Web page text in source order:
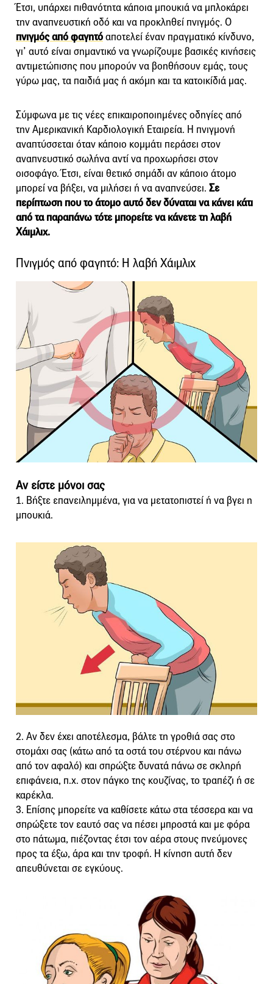
Έτσι, υπάρχει πιθανότητα κάποια μπουκιά να μπλοκάρει
την αναπνευστική οδό και να προκληθεί πνιγμός. Ο
πνιγμός από φαγητόαποτελεί έναν πραγματικό κίνδυνο,
γι’ αυτό είναι σημαντικό να γνωρίζουμε βασικές κινήσεις
αντιμετώπισης που μπορούν να βοηθήσουν εμάς, τους
γύρω μας, τα παιδιά μας ή ακόμη και τα κατοικίδιά μας.
Σύμφωνα με τις νέες επικαιροποιημένες οδηγίες από
την Αμερικανική Καρδιολογική Εταιρεία. Η πνιγμονή
αναπτύσσεται όταν κάποιο κομμάτι περάσει στον
αναπνευστικό σωλήνα αντί να προχωρήσει στον
οισοφάγο. Έτσι, είναι θετικό σημάδι αν κάποιο άτομο
μπορεί να βήξει, να μιλήσει ή να αναπνεύσει. Σε
περίπτωση που το άτομο αυτό δεν δύναται να κάνει κάτι
από τα παραπάνω τότε μπορείτε να κάνετε τη λαβή
Χάιμλιχ.
Πνιγμός από φαγητό: Η λαβή Χάιμλιχ
Αν είστε μόνοι σας
1. Βήξτε επανειλημμένα, για να μετατοπιστεί ή να βγει η
μπουκιά.
2. Αν δεν έχει αποτέλεσμα, βάλτε τη γροθιά σας στο
στομάχι σας (κάτω από τα οστά του στέρνου και πάνω
από τον αφαλό) και σπρώξτε δυνατά πάνω σε σκληρή
επιφάνεια, π.χ. στον πάγκο της κουζίνας, το τραπέζι ή σε
καρέκλα.
3. Επίσης μπορείτε να καθίσετε κάτω στα τέσσερα και να
σπρώξετε τον εαυτό σας να πέσει μπροστά και με φόρα
στο πάτωμα, πιέζοντας έτσι τον αέρα στους πνεύμονες
προς τα έξω, άρα και την τροφή. Η κίνηση αυτή δεν
απευθύνεται σε εγκύους.